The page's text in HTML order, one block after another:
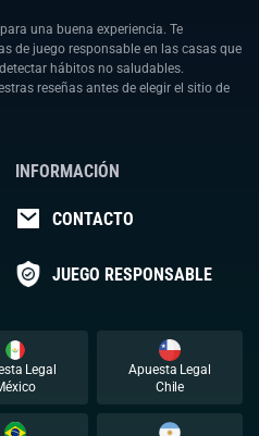
una buena experiencia. Te
de juego responsable en las casas que
hábitos no saludables.
reseñas antes de elegir el sitio de
INFORMACIÓN
CONTACTO
JUEGO RESPONSABLE
Legal
Apuesta Legal
Chile